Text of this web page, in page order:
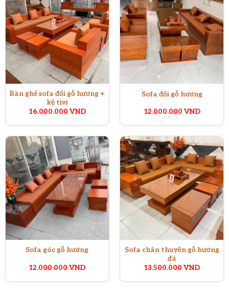
Bàn ghế sofa đối gỗ hương +
kệ tivi
16.000.000 VND
Sofa đối gỗ hương
12.000.000 VND
Sofa góc gỗ hương
12.000.000VND
Sofa chân thuyền gỗ hương
đá
13.500.000VND